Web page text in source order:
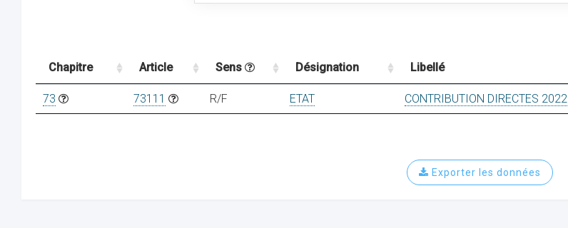
Chapitre Article Sens Désignation Libellé
73 73111 R/F ETAT CONTRIBUTION DIRECTES 2022
Exporter les données